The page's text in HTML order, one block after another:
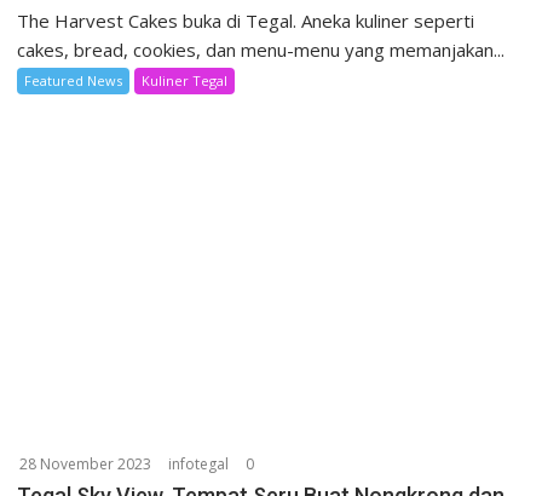
The Harvest Cakes buka di Tegal. Aneka kuliner seperti
cakes, bread, cookies, dan menu-menu yang memanjakan...
Featured News Kuliner Tegal
28 November 2023 infotegal 0